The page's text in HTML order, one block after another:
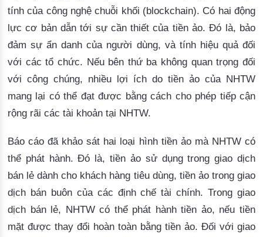
tính của công nghệ chuỗi khối (blockchain). Có hai động
lực cơ bản dẫn tới sự cần thiết của tiền ảo. Đó là, bảo
đảm sự ẩn danh của người dùng, và tính hiệu quả đối
với các tổ chức. Nếu bên thứ ba không quan trọng đối
với công chúng, nhiều lợi ích do tiền ảo của NHTW
mang lại có thể đạt được bằng cách cho phép tiếp cận
rộng rãi các tài khoản tại NHTW.
Báo cáo đã khảo sát hai loại hình tiền ảo mà NHTW có
thể phát hành. Đó là, tiền ảo sử dụng trong giao dịch
bán lẻ dành cho khách hàng tiêu dùng, tiền ảo trong giao
dịch bán buôn của các định chế tài chính. Trong giao
dịch bán lẻ, NHTW có thể phát hành tiền ảo, nếu tiền
mặt được thay đổi hoàn toàn bằng tiền ảo. Đối với giao